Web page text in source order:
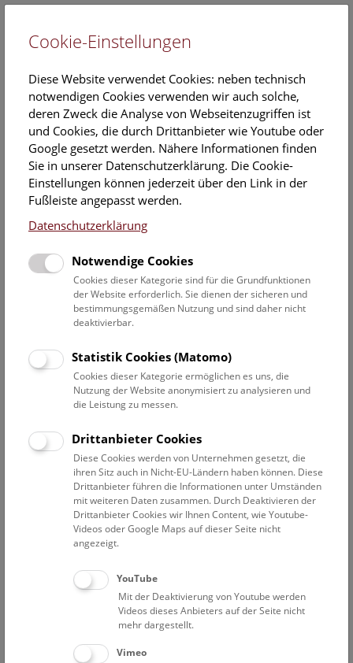
EN
Veranstaltungskalender
Informationen zu Gruppen,- Kindergarten- und
Schulprogrammen finden Siehier
Datumsfilter
7.12.2022
Datum auswählen
Erweiterte Suche
Filter zurücksetzen
7. Dezember 2022
Bisher keine Ergebnisse. Dienstags ist das NHM Wien
in der Regel geschlossen. Ausnahmen finden sie
Eine Nacht im Museum
Cookie-Einstellungen
Diese Website verwendet Cookies: neben technisch
notwendigen Cookies verwenden wir auch solche,
deren Zweck die Analyse von Webseitenzugriffen ist
und Cookies, die durch Drittanbieter wie Youtube oder
Google gesetzt werden. Nähere Informationen finden
Sie in unserer Datenschutzerklärung. Die Cookie-
Einstellungen können jederzeit über den Link in der
Fußleiste angepasst werden.
Datenschutzerklärung
Notwendige Cookies
Cookies dieser Kategorie sind für die Grundfunktionen
der Website erforderlich. Sie dienen der sicheren und
bestimmungsgemäßen Nutzung und sind daher nicht
deaktivierbar.
Statistik Cookies (Matomo)
Cookies dieser Kategorie ermöglichen es uns, die
Nutzung der Website anonymisiert zu analysieren und
die Leistung zu messen.
Drittanbieter Cookies
Diese Cookies werden von Unternehmen gesetzt, die
ihren Sitz auch in Nicht-EU-Ländern haben können. Diese
Drittanbieter führen die Informationen unter Umständen
mit weiteren Daten zusammen. Durch Deaktivieren der
Drittanbieter Cookies wir Ihnen Content, wie Youtube-
Videos oder Google Maps auf dieser Seite nicht
angezeigt.
YouTube
Mit der Deaktivierung von Youtube werden
Videos dieses Anbieters auf der Seite nicht
mehr dargestellt.
Vimeo